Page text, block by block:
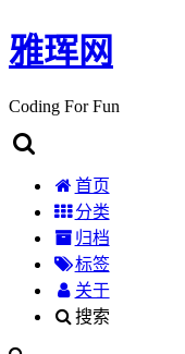
雅珲网
Coding For Fun
首页
分类
归档
标签
关于
搜索